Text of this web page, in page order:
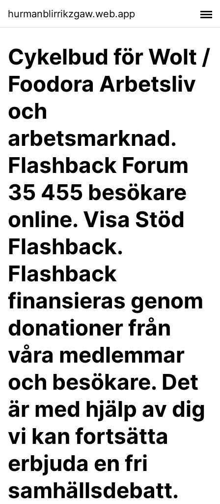
hurmanblirrikzgaw.web.app
Cykelbud för Wolt /
Foodora Arbetsliv
och
arbetsmarknad.
Flashback Forum
35 455 besökare
online. Visa Stöd
Flashback.
Flashback
finansieras genom
donationer från
våra medlemmar
och besökare. Det
är med hjälp av dig
vi kan fortsätta
erbjuda en fri
samhällsdebatt.